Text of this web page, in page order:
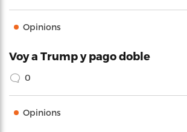
Opinions
Voy a Trump y pago doble
0
Opinions